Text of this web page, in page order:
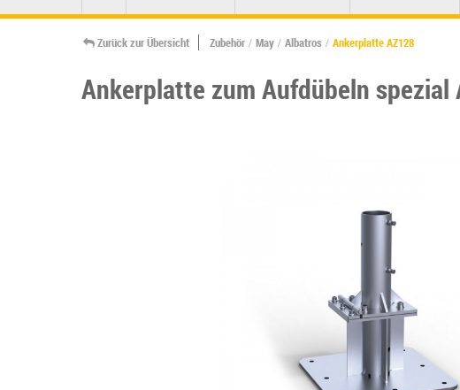
Zurück zur Übersicht Zubehör May Albatros Ankerplatte AZ128
Ankerplatte zum Aufdübeln